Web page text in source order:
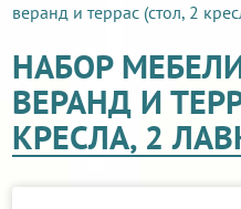
веранд и террас (стол, 2
НАБОР
ВЕРАНД И
КРЕСЛА, 2